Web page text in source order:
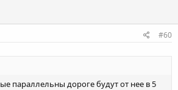
#60
параллельны дороге будут от нее в 5